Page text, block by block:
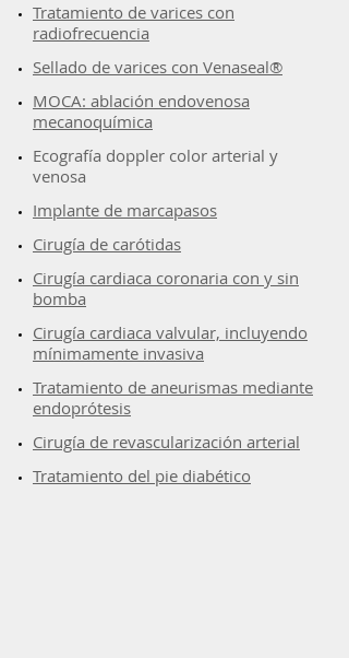
Tratamiento de varices con
radiofrecuencia​
Sellado de varices con Venaseal®
MOCA: ablación endovenosa
mecanoquímica
Ecografía doppler color arterial y
venosa
Implante de marcapasos
​Cirugía de carótidas
​Cirugía cardiaca coronaria con y sin
bomba​
Cirugía cardiaca valvular, incluyendo
mínimamente invasiva
Tratamiento de aneurismas mediante
endoprótesis
Cirugía de revascularización arterial
Tratamiento del pie diabético